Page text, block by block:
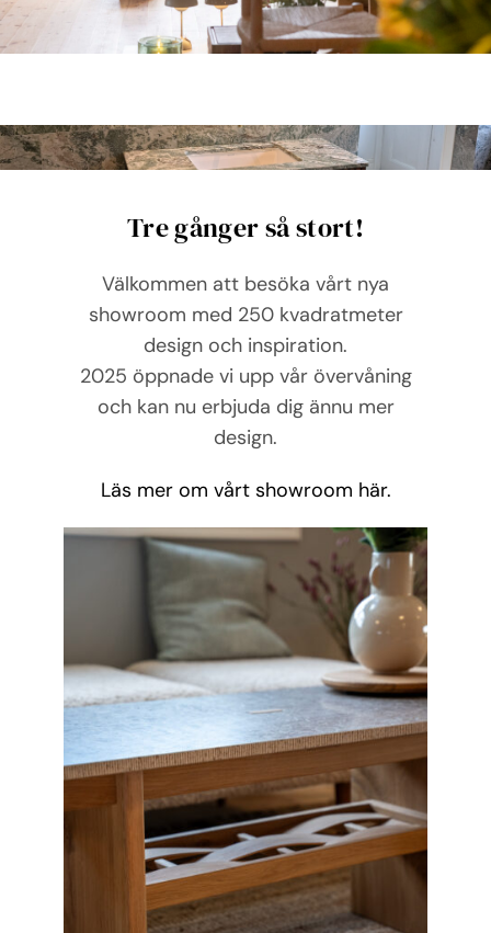
Tre gånger så stort!
Välkommen att besöka vårt nya
showroom med 250 kvadratmeter
design och inspiration.
2025 öppnade vi upp vår övervåning
och kan nu erbjuda dig ännu mer
design.
Läs mer om vårt showroom här.